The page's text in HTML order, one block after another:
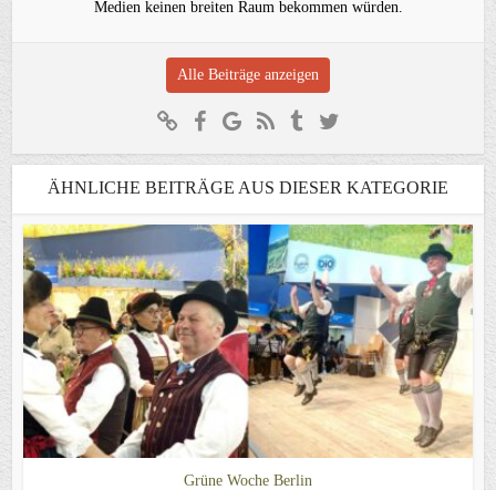
Medien keinen breiten Raum bekommen würden.
Alle Beiträge anzeigen
ÄHNLICHE BEITRÄGE AUS DIESER KATEGORIE
Grüne Woche Berlin